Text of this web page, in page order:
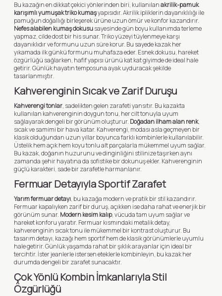
Bu kazağın en dikkat çekici yönlerinden biri, kullanılanakrilik-pamuk
karışımlı yumuşak triko kumaşyapısıdır. Akrilik ipliklerin dayanıklılığı ile
pamuğun doğallığı birleşerek ürüne uzun ömür ve konfor kazandırır.
Nefes alabilen kumaş dokususayesinde gün boyu kullanımda terleme
yapmaz, cilde dost bir his sunar. Triko yüzeyi tüylenmeye karşı
dayanıklıdır ve formunu uzun süre korur. Bu sayede kazak her
yıkamada ilk günkü formunu muhafaza eder. Esnek dokusu, hareket
özgürlüğü sağlarken, hafif yapısı ürünü kat kat giyimde de ideal hale
getirir. Günlük hayatın temposuna ayak uyduracak şekilde
tasarlanmıştır.
Kahverenginin Sıcak ve Zarif Duruşu
Kahverengi tonlar, sadelikten gelen zarafeti yansıtır. Bu kazakta
kullanılan kahverenginin doygun tonu, her cilt tonuyla uyum
sağlayarak dengeli bir görünüm oluşturur. Doğadan ilham alan renk,
sıcak ve samimi bir hava katar. Kahverengi, modası asla geçmeyen bir
klasik olduğundan uzun yıllar boyunca farklı kombinlerle kullanılabilir.
Üstelik hem açık hem koyu tonlu alt parçalarla mükemmel uyum sağlar.
Bu kazak, doğanın huzurunu ve dinginliğini stilinize taşırken aynı
zamanda şehir hayatına da sofistike bir dokunuş ekler. Kahverenginin
güçlü karakteri, sade bir zarafetle harmanlanır.
Fermuar Detayıyla Sportif Zarafet
Yarım fermuar detayı, bu kazağa modern ve pratik bir stil kazandırır.
Fermuar kapalıyken zarif bir duruş, açıkken ise daha rahat ve enerjik bir
görünüm sunar. Modern kesim kalıp, vücuda tam uyum sağlar ve
hareket konforu yaratır. Fermuar kısmındaki metalik detay,
kahverenginin sıcak tonu ile mükemmel bir kontrast oluşturur. Bu
tasarım detayı, kazağı hem sportif hem de klasik görünümlerle uyumlu
hale getirir. Günlük yaşamda rahat bir şıklık arayanlar için ideal bir
tercihtir. İster jeanlerle istersen eteklerle kombinleyin, bu kazak her
durumda dengeli bir zarafet sunacaktır.
Çok Yönlü Kombin İmkanlarıyla Stil
Özgürlüğü